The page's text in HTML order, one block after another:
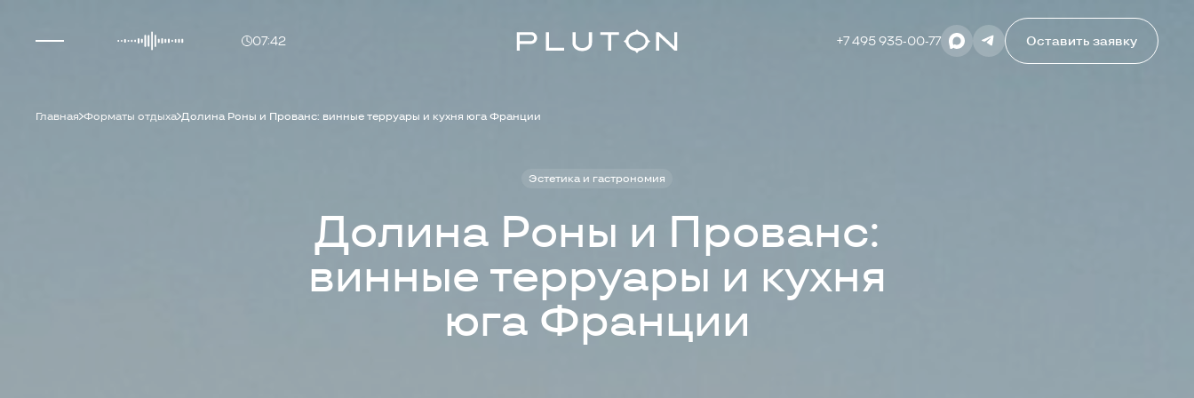
07:42 +7 495 935-00-77 Оставить заявку
Главная Форматы отдыха Долина Роны и Прованс: винные терруары и кухня юга Франции
Эстетика и гастрономия
Долина Роны и Прованс:
винные терруары и кухня
юга Франции